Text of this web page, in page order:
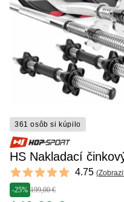
361 osôb si kúpilo
HS Nakladací
Reviews
4.75 out of 5 stars 4.75 (
-25% 199,00 €